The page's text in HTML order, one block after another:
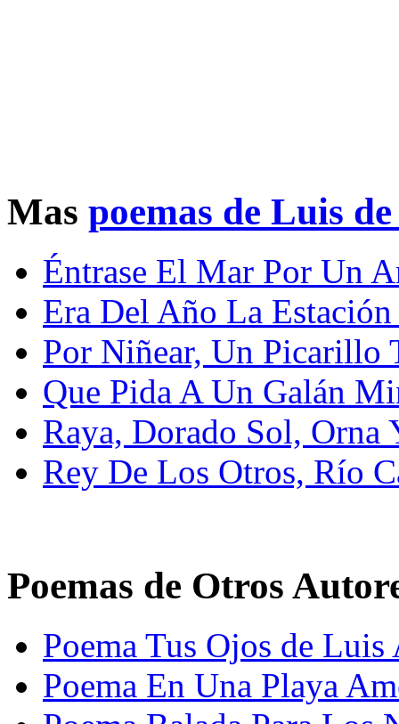
Mas poemas de Luis
Éntrase El Mar Por Un
Era Del Año La
Por Niñear, Un Picarillo
Que Pida A Un Galán
Raya, Dorado Sol, Orna
Rey De Los Otros, Río
Poemas de Otros
Poema Tus Ojos de
Poema En Una Playa